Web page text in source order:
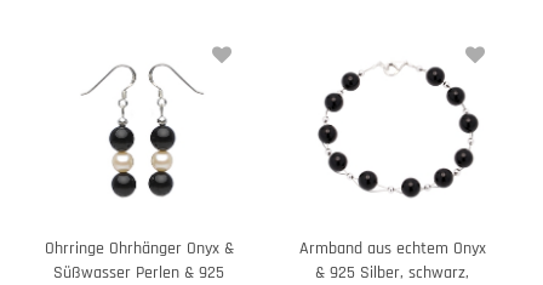
Ohrringe Ohrhänger Onyx &
Süßwasser Perlen & 925
Armband aus echtem Onyx
& 925 Silber, schwarz,